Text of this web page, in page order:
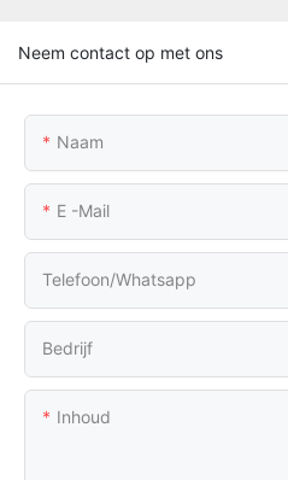
Neem contact op met ons
Naam
E -mail
Telefoon/whatsapp
Bedrijf
Inhoud